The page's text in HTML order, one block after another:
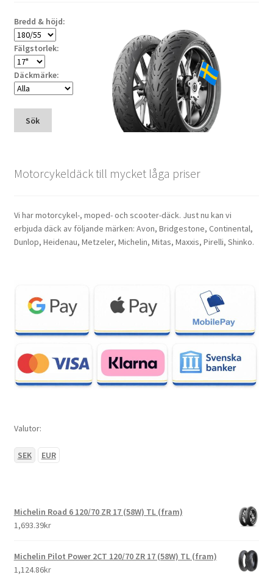
Bredd & höjd:
Fälgstorlek:
Däckmärke:
Sök
Motorcykeldäck till mycket låga priser
Vi har motorcykel-, moped- och scooter-däck. Just nu kan vi
erbjuda däck av följande märken: Avon, Bridgestone, Continental,
Dunlop, Heidenau, Metzeler, Michelin, Mitas, Maxxis, Pirelli, Shinko.
Valutor:
SEK EUR
Michelin Road 6 120/70 ZR 17 (58W) TL (fram)
1,693.39kr
Michelin Pilot Power 2CT 120/70 ZR 17 (58W) TL (fram)
1,124.86kr